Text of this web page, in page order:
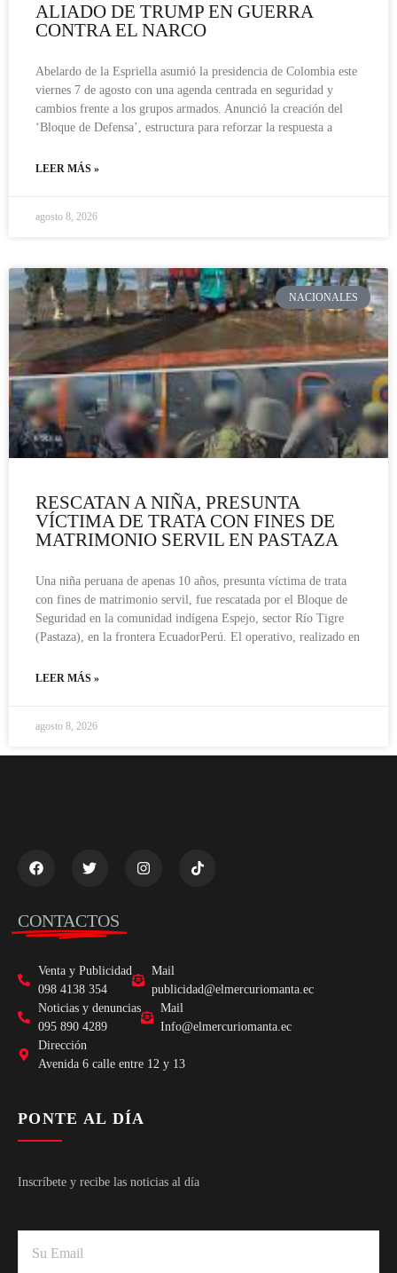
ALIADO DE TRUMP EN GUERRA
CONTRA EL NARCO
Abelardo de la Espriella asumió la presidencia de Colombia este
viernes 7 de agosto con una agenda centrada en seguridad y
cambios frente a los grupos armados. Anunció la creación del
‘Bloque de Defensa’, estructura para reforzar la respuesta a
LEER MÁS »
agosto 8, 2026
NACIONALES
RESCATAN A NIÑA, PRESUNTA
VÍCTIMA DE TRATA CON FINES DE
MATRIMONIO SERVIL EN PASTAZA
Una niña peruana de apenas 10 años, presunta víctima de trata
con fines de matrimonio servil, fue rescatada por el Bloque de
Seguridad en la comunidad indígena Espejo, sector Río Tigre
(Pastaza), en la frontera EcuadorPerú. El operativo, realizado en
LEER MÁS »
agosto 8, 2026
CONTACTOS
Venta y Publicidad
098 4138 354
Mail
publicidad@elmercuriomanta.ec
Noticias y denuncias
095 890 4289
Mail
Info@elmercuriomanta.ec
Dirección
Avenida 6 calle entre 12 y 13
PONTE AL DÍA
Inscríbete y recibe las noticias al día